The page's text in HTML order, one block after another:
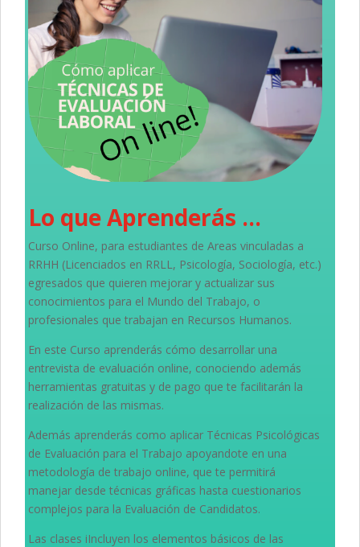
Lo que Aprenderás ...
Curso Online, para estudiantes de Areas vinculadas a
RRHH (Licenciados en RRLL, Psicología, Sociología, etc.)
egresados que quieren mejorar y actualizar sus
conocimientos para el Mundo del Trabajo, o
profesionales que trabajan en Recursos Humanos.
En este Curso aprenderás cómo desarrollar una
entrevista de evaluación online, conociendo además
herramientas gratuitas y de pago que te facilitarán la
realización de las mismas.
Además aprenderás como aplicar Técnicas Psicológicas
de Evaluación para el Trabajo apoyandote en una
metodología de trabajo online, que te permitirá
manejar desde técnicas gráficas hasta cuestionarios
complejos para la Evaluación de Candidatos.
Las clases iIncluyen los elementos básicos de las